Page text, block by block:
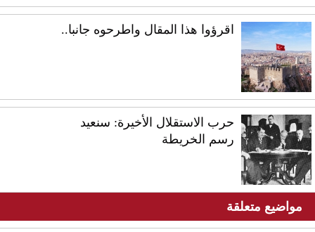
اقرؤوا هذا المقال واطرحوه جانبا..
حرب الاستقلال الأخيرة: سنعيد
رسم الخريطة
مواضيع متعلقة